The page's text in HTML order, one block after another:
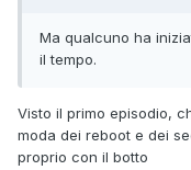
Ma qualcuno ha
il tempo.
Visto il primo episodio,
moda dei reboot e dei
proprio con il botto